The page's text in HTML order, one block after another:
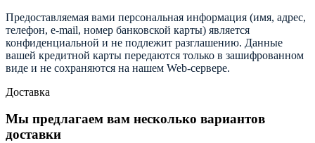
Предоставляемая вами персональная информация (имя, адрес,
телефон, e-mail, номер банковской карты) является
конфиденциальной и не подлежит разглашению. Данные
вашей кредитной карты передаются только в зашифрованном
виде и не сохраняются на нашем Web-сервере.
Доставка
Мы предлагаем вам несколько вариантов
доставки